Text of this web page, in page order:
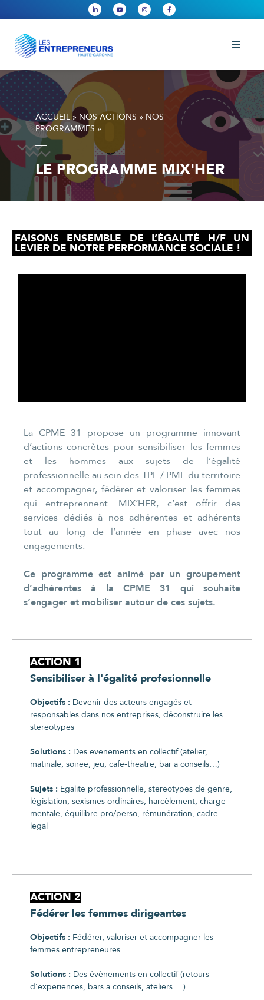
ACCUEIL » NOS ACTIONS » NOS
PROGRAMMES »
LE PROGRAMME MIX'HER
FAISONS ENSEMBLE DE L’ÉGALITÉ H/F UN
LEVIER DE NOTRE PERFORMANCE SOCIALE !
La CPME 31 propose un programme innovant
d’actions concrètes pour sensibiliser les femmes
et les hommes aux sujets de l’égalité
professionnelle au sein des TPE / PME du territoire
et accompagner, fédérer et valoriser les femmes
qui entreprennent. MIX’HER, c’est offrir des
services dédiés à nos adhérentes et adhérents
tout au long de l’année en phase avec nos
engagements.
Ce programme est animé par un groupement
d’adhérentes à la CPME 31 qui souhaite
s’engager et mobiliser autour de ces sujets.
ACTION 1
Sensibiliser à l'égalité profesionnelle
Objectifs : Devenir des acteurs engagés et
responsables dans nos entreprises, déconstruire les
stéréotypes
Solutions : Des évènements en collectif (atelier,
matinale, soirée, jeu, café-théâtre, bar à conseils…)
Sujets : Égalité professionnelle, stéréotypes de genre,
législation, sexismes ordinaires, harcèlement, charge
mentale, équilibre pro/perso, rémunération, cadre
légal
ACTION 2
Fédérer les femmes dirigeantes
Objectifs : Fédérer, valoriser et accompagner les
femmes entrepreneures.
Solutions : Des évènements en collectif (retours
d’expériences, bars à conseils, ateliers …)